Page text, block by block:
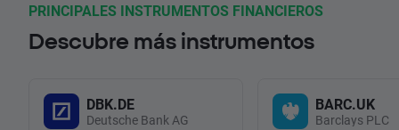
PRINCIPALES INSTRUMENTOS FINANCIEROS
Descubre más instrumentos
DBK.DE
Deutsche Bank AG
BARC.UK
Barclays PLC